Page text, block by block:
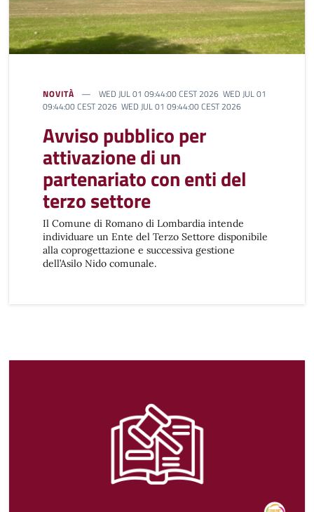
NOVITÀ
WED JUL 01 09:44:00 CEST 2026 WED JUL 01
09:44:00 CEST 2026 WED JUL 01 09:44:00 CEST 2026
Avviso pubblico per
attivazione di un
partenariato con enti del
terzo settore
Il Comune di Romano di Lombardia intende
individuare un Ente del Terzo Settore disponibile
alla coprogettazione e successiva gestione
dell’Asilo Nido comunale.